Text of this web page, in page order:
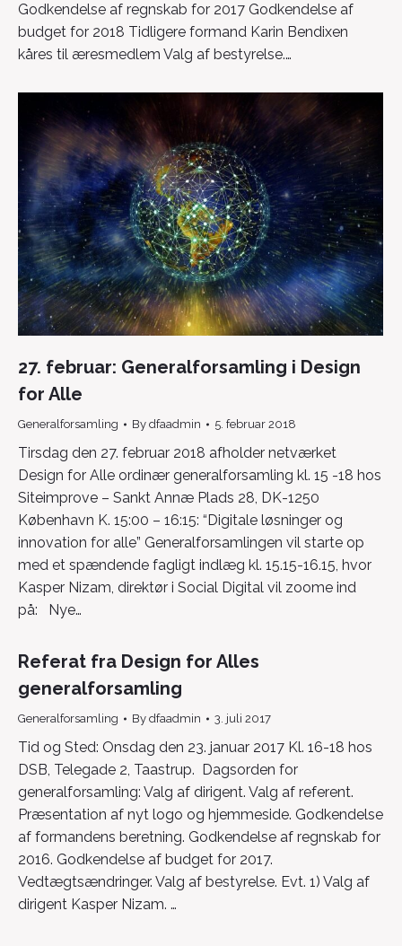
Godkendelse af regnskab for 2017 Godkendelse af
budget for 2018 Tidligere formand Karin Bendixen
kåres til æresmedlem Valg af bestyrelse.…
27. februar: Generalforsamling i Design
for Alle
Generalforsamling By dfaadmin 5. februar 2018
Tirsdag den 27. februar 2018 afholder netværket
Design for Alle ordinær generalforsamling kl. 15 -18 hos
Siteimprove – Sankt Annæ Plads 28, DK-1250
København K. 15:00 – 16:15: “Digitale løsninger og
innovation for alle” Generalforsamlingen vil starte op
med et spændende fagligt indlæg kl. 15.15-16.15, hvor
Kasper Nizam, direktør i Social Digital vil zoome ind
på: Nye…
Referat fra Design for Alles
generalforsamling
Generalforsamling By dfaadmin 3. juli 2017
Tid og Sted: Onsdag den 23. januar 2017 Kl. 16-18 hos
DSB, Telegade 2, Taastrup. Dagsorden for
generalforsamling: Valg af dirigent. Valg af referent.
Præsentation af nyt logo og hjemmeside. Godkendelse
af formandens beretning. Godkendelse af regnskab for
2016. Godkendelse af budget for 2017.
Vedtægtsændringer. Valg af bestyrelse. Evt. 1) Valg af
dirigent Kasper Nizam. …